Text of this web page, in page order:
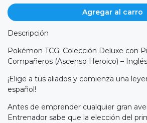
Agregar al carro
Descripción
Pokémon TCG: Colección Deluxe con
Compañeros (Ascenso Heroico) – Inglés
¡Elige a tus aliados y comienza una
español!
Antes de emprender cualquier gran
Entrenador sabe que la elección del